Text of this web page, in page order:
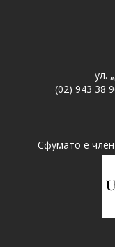
ул.
(02) 943 38
Сфумато е